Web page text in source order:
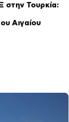
στην Τουρκία:
Αιγαίου